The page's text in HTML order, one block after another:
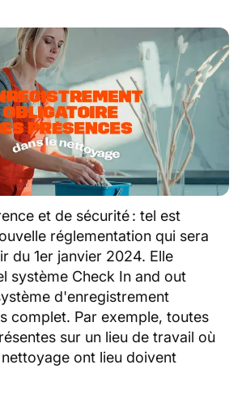
et de sécurité : tel est
réglementation qui sera
du 1er janvier 2024. Elle
système Check In and out
d'enregistrement
complet. Par exemple, toutes
sur un lieu de travail où
ont lieu doivent